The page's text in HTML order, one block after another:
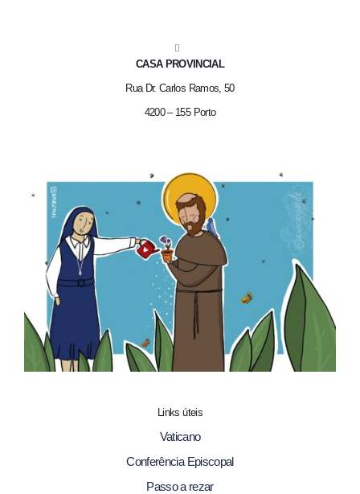
CASA PROVINCIAL
Rua Dr. Carlos Ramos, 50
4200 – 155 Porto
Links úteis
Vaticano
Conferência Episcopal
Passo a rezar